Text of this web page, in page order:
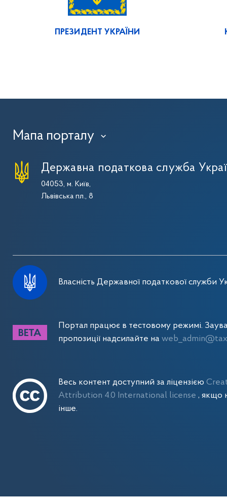
ПРЕЗИДЕНТ УКРАЇНИ
Мапа порталу ›
Державна податкова служба
04053, м. Київ,
Львівська пл., 8
Власність Державної податкової служби
Портал працює в тестовому режимі.
пропозиції надсилайте на
Весь контент доступний за ліцензією
Attribution 4.0 International license , якщо
інше.